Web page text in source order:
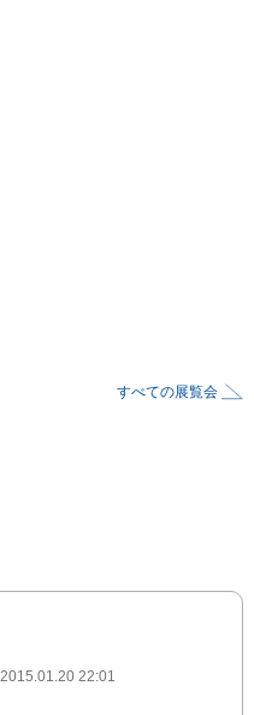
すべての展覧会
2015.01.20 22:01